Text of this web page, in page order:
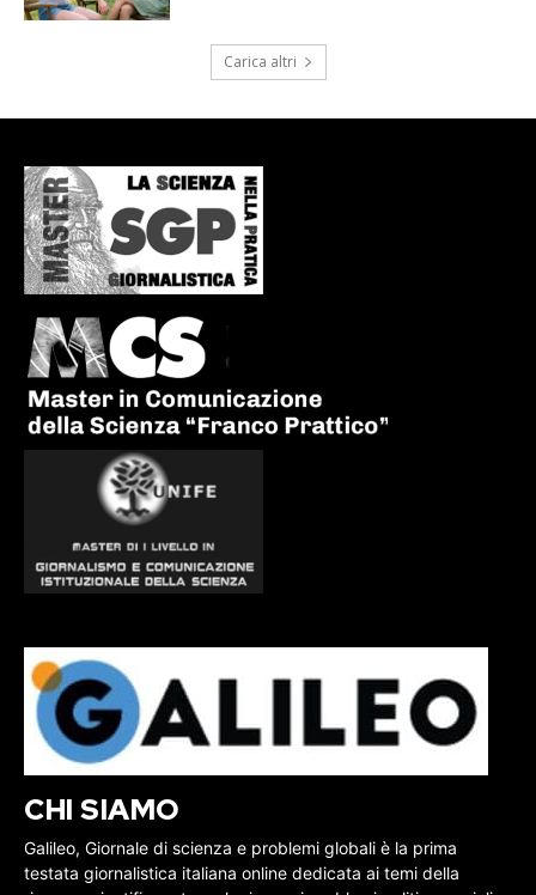
Carica altri
CHI SIAMO
Galileo, Giornale di scienza e problemi globali è la prima
testata giornalistica italiana online dedicata ai temi della